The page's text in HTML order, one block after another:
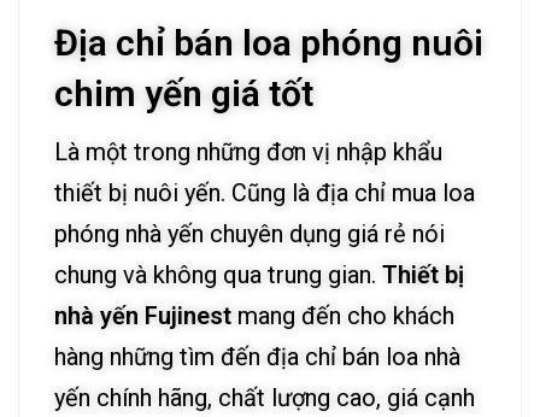
Địa chỉ bán loa phóng nuôi
chim yến giá tốt
Là một trong những đơn vị nhập khẩu
thiết bị nuôi yến. Cũng là địa chỉ mua loa
phóng nhà yến chuyên dụng giá rẻ nói
chung và không qua trung gian. Thiết bị
nhà yến Fujinest mang đến cho khách
hàng những tìm đến địa chỉ bán loa nhà
yến chính hãng, chất lượng cao, giá cạnh